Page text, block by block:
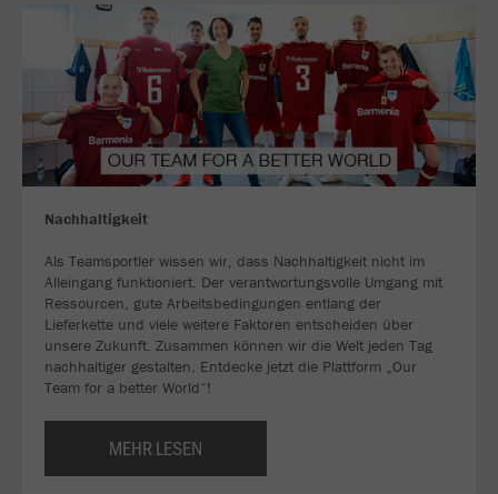
Nachhaltigkeit
Als Teamsportler wissen wir, dass Nachhaltigkeit nicht im
Alleingang funktioniert. Der verantwortungsvolle Umgang mit
Ressourcen, gute Arbeitsbedingungen entlang der
Lieferkette und viele weitere Faktoren entscheiden über
unsere Zukunft. Zusammen können wir die Welt jeden Tag
nachhaltiger gestalten. Entdecke jetzt die Plattform „Our
Team for a better World“!
MEHR LESEN